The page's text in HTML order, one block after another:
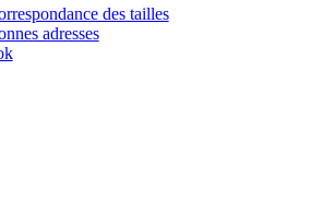
des tailles
adresses